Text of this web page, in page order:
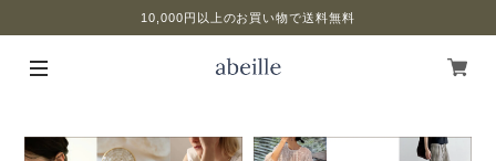
10,000円以上のお買い物で送料無料